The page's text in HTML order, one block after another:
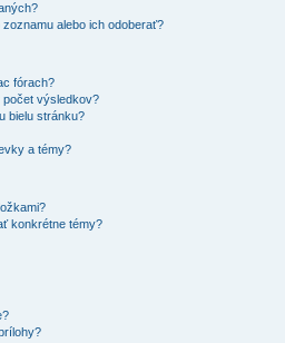
alebo ich odoberať?
fórach?
počet výsledkov?
bielu stránku?
a témy?
konkrétne témy?